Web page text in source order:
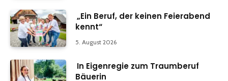
„Ein Beruf, der keinen Feierabend
kennt“
5. August 2026
In Eigenregie zum Traumberuf
Bäuerin